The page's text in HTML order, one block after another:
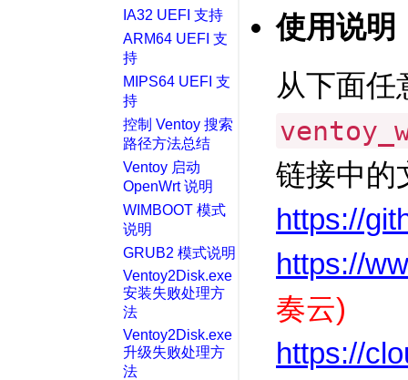
IA32 UEFI 支持
ARM64 UEFI 支
持
MIPS64 UEFI 支
持
控制 Ventoy 搜索
路径方法总结
Ventoy 启动
OpenWrt 说明
WIMBOOT 模式
说明
GRUB2 模式说明
Ventoy2Disk.exe
安装失败处理方
法
Ventoy2Disk.exe
升级失败处理方
法
使用说明
从下面任
链接中的
https://
https://
奏云)
https://